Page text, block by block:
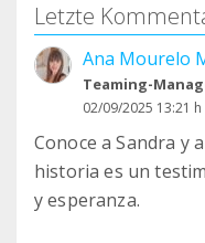
Letzte
Ana Mourelo
Teaming-
02/09/2025 13:21 h
Conoce a Sandra y
historia es un
y esperanza.